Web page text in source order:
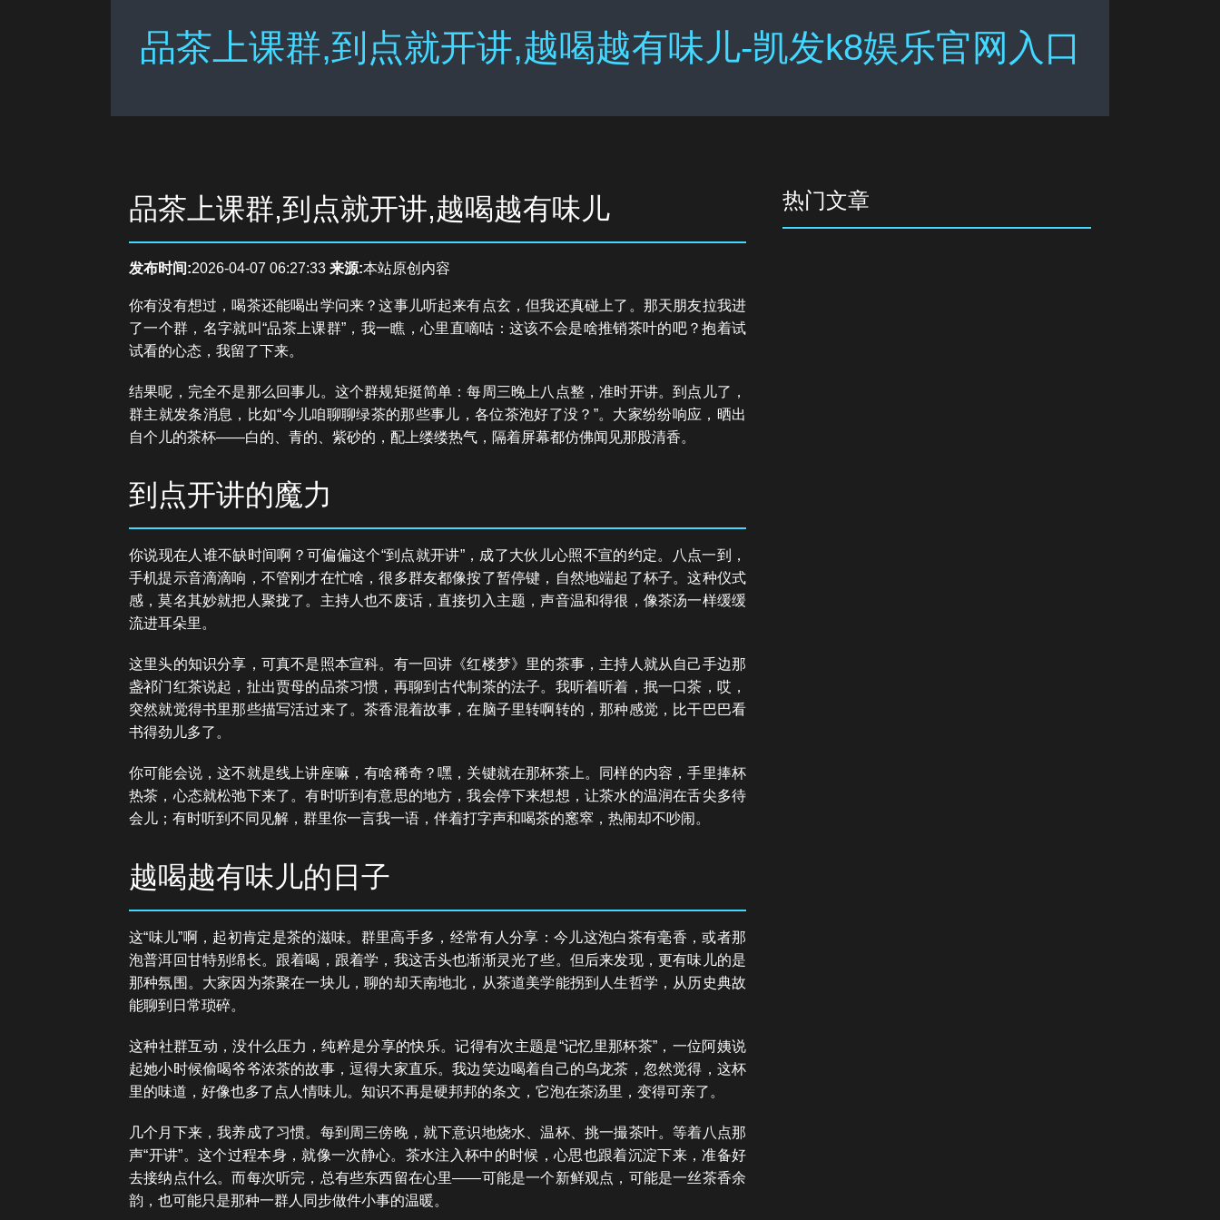
品茶上课群,到点就开讲,越喝越有味儿-凯发k8娱乐官网入口
品茶上课群,到点就开讲,越喝越有味儿
发布时间:2026-04-07 06:27:33 来源:本站原创内容
你有没有想过，喝茶还能喝出学问来？这事儿听起来有点玄，但我还真碰上了。那天朋友拉我进
了一个群，名字就叫“品茶上课群”，我一瞧，心里直嘀咕：这该不会是啥推销茶叶的吧？抱着试
试看的心态，我留了下来。
结果呢，完全不是那么回事儿。这个群规矩挺简单：每周三晚上八点整，准时开讲。到点儿了，
群主就发条消息，比如“今儿咱聊聊绿茶的那些事儿，各位茶泡好了没？”。大家纷纷响应，晒出
自个儿的茶杯——白的、青的、紫砂的，配上缕缕热气，隔着屏幕都仿佛闻见那股清香。
到点开讲的魔力
你说现在人谁不缺时间啊？可偏偏这个“到点就开讲”，成了大伙儿心照不宣的约定。八点一到，
手机提示音滴滴响，不管刚才在忙啥，很多群友都像按了暂停键，自然地端起了杯子。这种仪式
感，莫名其妙就把人聚拢了。主持人也不废话，直接切入主题，声音温和得很，像茶汤一样缓缓
流进耳朵里。
这里头的知识分享，可真不是照本宣科。有一回讲《红楼梦》里的茶事，主持人就从自己手边那
盏祁门红茶说起，扯出贾母的品茶习惯，再聊到古代制茶的法子。我听着听着，抿一口茶，哎，
突然就觉得书里那些描写活过来了。茶香混着故事，在脑子里转啊转的，那种感觉，比干巴巴看
书得劲儿多了。
你可能会说，这不就是线上讲座嘛，有啥稀奇？嘿，关键就在那杯茶上。同样的内容，手里捧杯
热茶，心态就松弛下来了。有时听到有意思的地方，我会停下来想想，让茶水的温润在舌尖多待
会儿；有时听到不同见解，群里你一言我一语，伴着打字声和喝茶的窸窣，热闹却不吵闹。
越喝越有味儿的日子
这“味儿”啊，起初肯定是茶的滋味。群里高手多，经常有人分享：今儿这泡白茶有毫香，或者那
泡普洱回甘特别绵长。跟着喝，跟着学，我这舌头也渐渐灵光了些。但后来发现，更有味儿的是
那种氛围。大家因为茶聚在一块儿，聊的却天南地北，从茶道美学能拐到人生哲学，从历史典故
能聊到日常琐碎。
这种社群互动，没什么压力，纯粹是分享的快乐。记得有次主题是“记忆里那杯茶”，一位阿姨说
起她小时候偷喝爷爷浓茶的故事，逗得大家直乐。我边笑边喝着自己的乌龙茶，忽然觉得，这杯
里的味道，好像也多了点人情味儿。知识不再是硬邦邦的条文，它泡在茶汤里，变得可亲了。
几个月下来，我养成了习惯。每到周三傍晚，就下意识地烧水、温杯、挑一撮茶叶。等着八点那
声“开讲”。这个过程本身，就像一次静心。茶水注入杯中的时候，心思也跟着沉淀下来，准备好
去接纳点什么。而每次听完，总有些东西留在心里——可能是一个新鲜观点，可能是一丝茶香余
韵，也可能只是那种一群人同步做件小事的温暖。
热门文章